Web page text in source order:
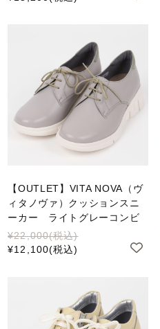
【OUTLET】VITA NOVA（ヴ
ィタノヴァ）クッションスニ
ーカー ライトグレーコンビ
¥22,000(税込)
¥12,100(税込)